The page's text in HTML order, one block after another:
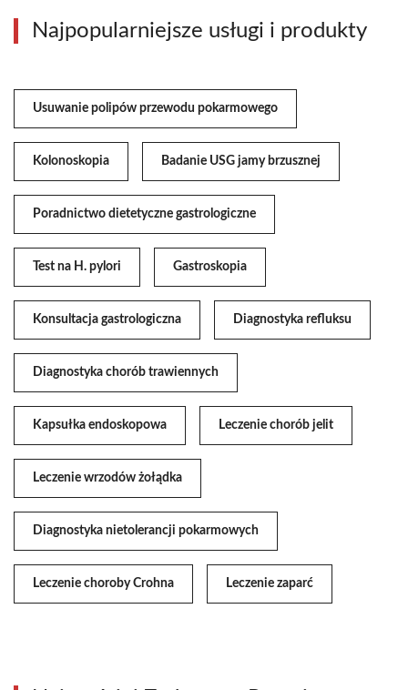
Najpopularniejsze usługi i produkty
Usuwanie polipów przewodu pokarmowego
Kolonoskopia Badanie USG jamy brzusznej
Poradnictwo dietetyczne gastrologiczne
Test na H. pylori Gastroskopia
Konsultacja gastrologiczna Diagnostyka refluksu
Diagnostyka chorób trawiennych
Kapsułka endoskopowa Leczenie chorób jelit
Leczenie wrzodów żołądka
Diagnostyka nietolerancji pokarmowych
Leczenie choroby Crohna Leczenie zaparć